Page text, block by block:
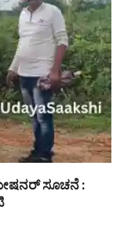
ಸೂಚನೆ :